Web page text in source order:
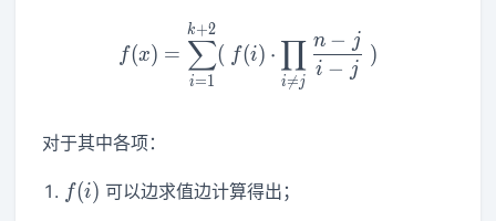
f(x) =
i=1
∑
k+2
( f(i) ⋅
i
=j
∏ i − j
n − j
)
对于其中各项：
f(i)
f(i) 可以边求值边计算得出；